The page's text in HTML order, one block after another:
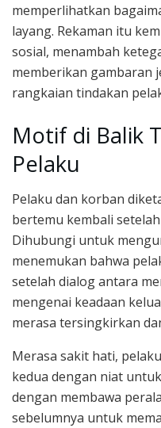
memperlihatkan
layang. Rekaman itu
sosial, menambah
memberikan gambaran
rangkaian tindakan
Motif di Balik
Pelaku
Pelaku dan korban
bertemu kembali
Dihubungi untuk
menemukan bahwa
setelah dialog antara
mengenai keadaan
merasa tersingkirkan
Merasa sakit hati,
kedua dengan niat
dengan membawa
sebelumnya untuk